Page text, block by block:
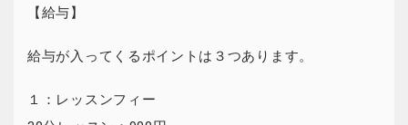
【給与】
給与が入ってくるポイントは３つあります。
１：レッスンフィー